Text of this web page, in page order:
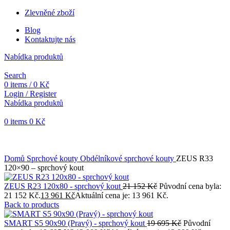
Zlevněné zboží
Blog
Kontaktujte nás
Nabídka produktů
Search
0 items / 0 Kč
Login / Register
Nabídka produktů
0 items 0 Kč
Domů Sprchové kouty Obdélníkové sprchové kouty ZEUS R33
120×90 – sprchový kout
ZEUS R23 120x80 - sprchový kout 21 152Kč Původní cena byla:
21 152 Kč.13 961 KčAktuální cena je: 13 961 Kč.
Back to products
SMART S5 90x90 (Pravý) - sprchový kout 19 695Kč Původní